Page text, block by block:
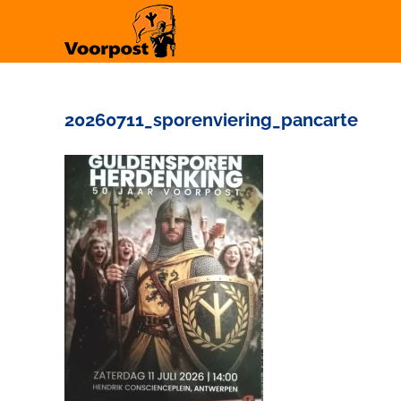
20260711_sporenviering_pancarte